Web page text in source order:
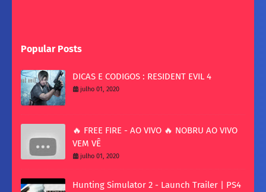
Popular Posts
DICAS E CODIGOS : RESIDENT EVIL 4
julho 01, 2020
🔥 FREE FIRE - AO VIVO 🔥 NOBRU AO VIVO
VEM VÊ
julho 01, 2020
Hunting Simulator 2 - Launch Trailer | PS4